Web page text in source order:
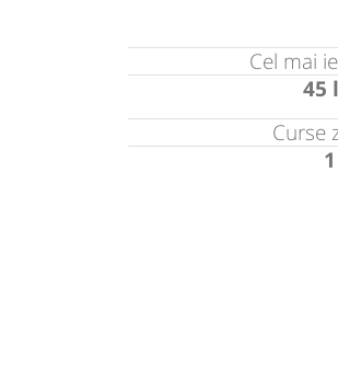
Cel mai
45
Curse
1